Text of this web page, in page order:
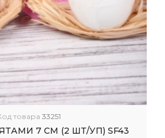
товара 33251
7 СМ (2 ШТ/УП) SF43